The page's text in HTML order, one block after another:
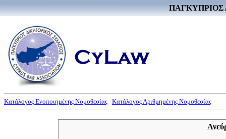
ΠΑΓΚΥΠΡΙΟΣ
Κατάλογος Ενοποιημένης Νομοθεσίας Κατάλογος Αριθμημένης Νομοθεσίας